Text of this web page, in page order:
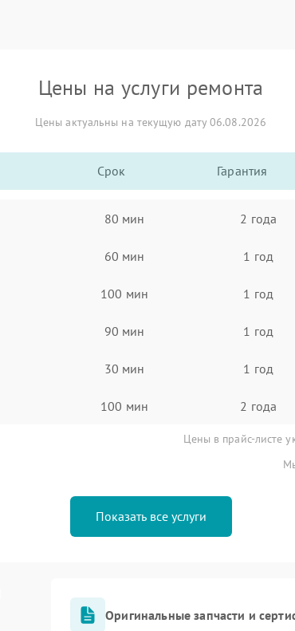
Цены на услуги ремонта
Цены актуальны на текущую дату 06.08.2026
Срок Гарантия
80 мин 2 года
60 мин 1 год
100 мин 1 год
90 мин 1 год
30 мин 1 год
100 мин 2 года
Цены в прайс-листе
Показать все услуги
Оригинальные запчасти и